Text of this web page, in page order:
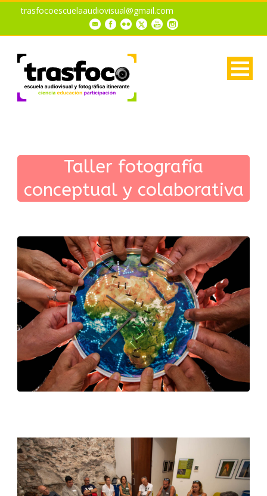
trasfocoescuelaaudiovisual@gmail.com
Taller fotografía
conceptual y colaborativa